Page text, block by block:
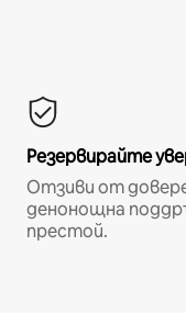
Резервирайте
Отзиви от
денонощна
престой.